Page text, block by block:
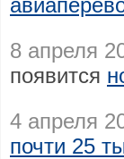
8 апреля
появится
4 апреля
почти 25